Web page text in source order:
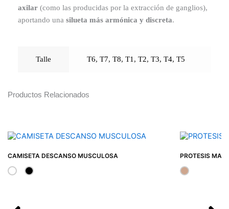
axilar (como las producidas por la extracción de ganglios),
aportando una silueta más armónica y discreta.
Talle T6, T7, T8, T1 , T2, T3, T4, T5
Productos Relacionados
CAMISETA DESCANSO MUSCULOSA PROTESIS